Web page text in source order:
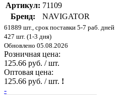
Артикул: 71109
Бренд:
NAVIGATOR
61889 шт., срок поставки 5-7 раб. дней
427 шт. (1-3 дня)
Обновлено 05.08.2026
Розничная цена:
125.66 руб. / шт.
Оптовая цена:
125.66 руб. / шт. !
-